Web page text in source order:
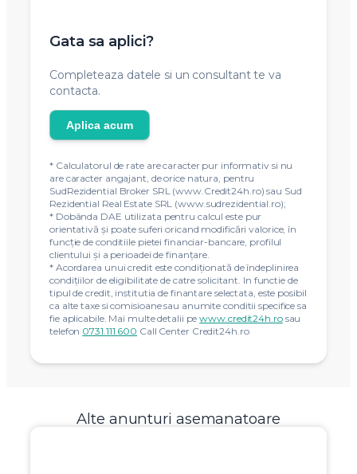
Gata sa aplici?
Completeaza datele si un consultant te va
contacta.
Aplica acum
* Calculatorul de rate are caracter pur informativ si nu
are caracter angajant, de orice natura, pentru
SudRezidential Broker SRL (www.Credit24h.ro) sau Sud
Rezidential Real Estate SRL (www.sudrezidential.ro);
* Dobânda DAE utilizata pentru calcul este pur
orientativă și poate suferi oricand modificări valorice, în
funcție de conditiile pietei financiar-bancare, profilul
clientului și a perioadei de finanțare.
* Acordarea unui credit este condiţionată de îndeplinirea
condiţiilor de eligibilitate de catre solicitant. In functie de
tipul de credit, institutia de finantare selectata, este posibil
ca alte taxe si comisioane sau anumite conditii specifice sa
fie aplicabile. Mai multe detalii pewww.credit24h.rosau
telefon 0731.111.600 Call Center Credit24h.ro
Alte anunturi asemanatoare